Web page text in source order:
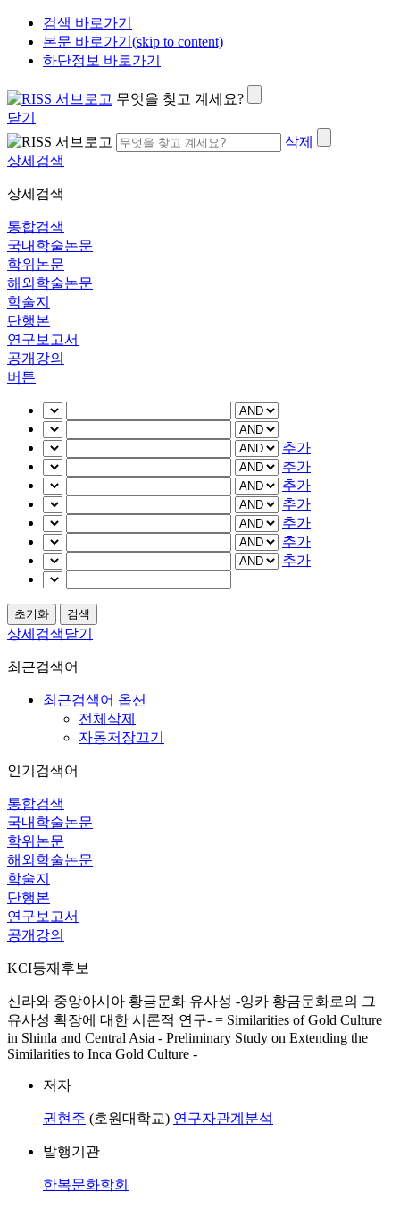
검색 바로가기
본문 바로가기(skip to content)
하단정보 바로가기
무엇을 찾고 계세요?
닫기
삭제
상세검색
상세검색
통합검색
국내학술논문
학위논문
해외학술논문
학술지
단행본
연구보고서
공개강의
버튼
추가
추가
추가
추가
추가
추가
추가
상세검색닫기
최근검색어
최근검색어 옵션
전체삭제
자동저장끄기
인기검색어
통합검색
국내학술논문
학위논문
해외학술논문
학술지
단행본
연구보고서
공개강의
KCI등재후보
신라와 중앙아시아 황금문화 유사성 -잉카 황금문화로의 그
유사성 확장에 대한 시론적 연구- = Similarities of Gold Culture
in Shinla and Central Asia - Preliminary Study on Extending the
Similarities to Inca Gold Culture -
저자
권현주 (호원대학교) 연구자관계분석
발행기관
한복문화학회